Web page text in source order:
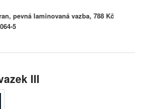
pevná laminovaná vazba, 788 Kč
5
III